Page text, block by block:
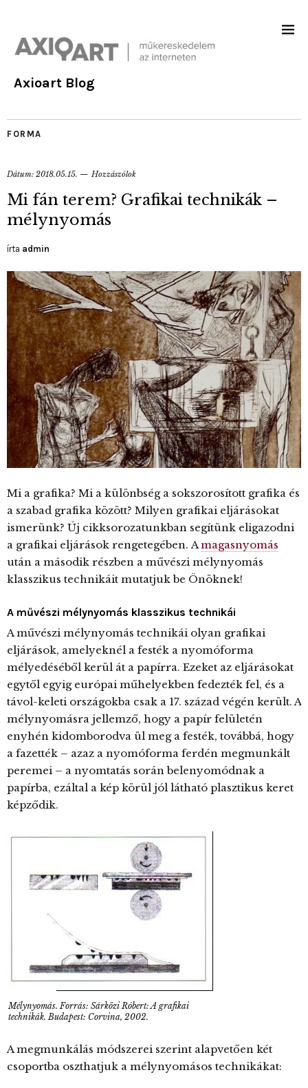
Axioart Blog
FORMA
Dátum: 2018.05.15. Hozzászólok
Mi fán terem? Grafikai technikák –
mélynyomás
írta admin
Mi a grafika? Mi a különbség a sokszorosított grafika és
a szabad grafika között? Milyen grafikai eljárásokat
ismerünk? Új cikksorozatunkban segítünk eligazodni
a grafikai eljárások rengetegében. Amagasnyomás
után a második részben a művészi mélynyomás
klasszikus technikáit mutatjuk be Önöknek!
A művészi mélynyomás klasszikus technikái
A művészi mélynyomás technikái olyan grafikai
eljárások, amelyeknél a festék a nyomóforma
mélyedéséből kerül át a papírra. Ezeket az eljárásokat
egytől egyig európai műhelyekben fedezték fel, és a
távol-keleti országokba csak a 17. század végén került. A
mélynyomásra jellemző, hogy a papír felületén
enyhén kidomborodva ül meg a festék, továbbá, hogy
a fazették – azaz a nyomóforma ferdén megmunkált
peremei – a nyomtatás során belenyomódnak a
papírba, ezáltal a kép körül jól látható plasztikus keret
képződik.
Mélynyomás. Forrás: Sárközi Róbert: A grafikai
technikák. Budapest: Corvina, 2002.
A megmunkálás módszerei szerint alapvetően két
csoportba oszthatjuk a mélynyomásos technikákat: